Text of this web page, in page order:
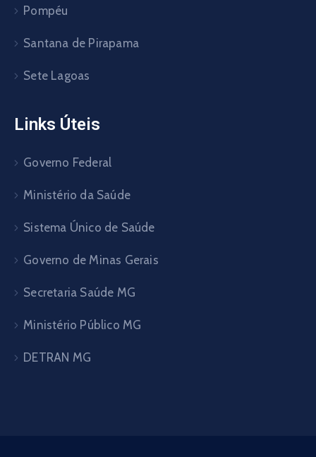
Pompéu
Santana de Pirapama
Sete Lagoas
Links Úteis
Governo Federal
Ministério da Saúde
Sistema Único de Saúde
Governo de Minas Gerais
Secretaria Saúde MG
Ministério Público MG
DETRAN MG